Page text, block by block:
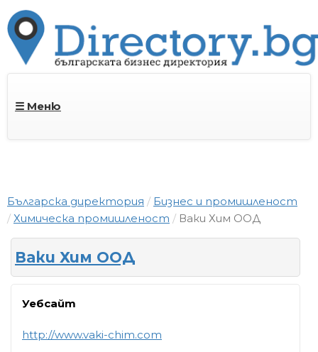
☰ Меню
Българска директория
Бизнес и промишленост
Химическа промишленост
Ваки Хим ООД
Ваки Хим ООД
Уебсайт
http://www.vaki-chim.com